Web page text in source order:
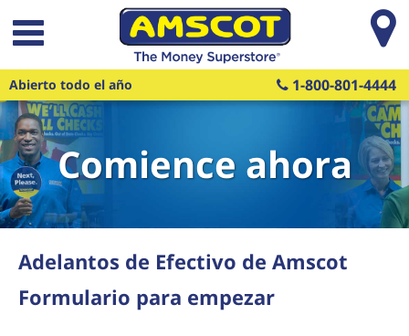
Saltar al contenido principal
Abierto todo el año 1-800-801-4444
Comience ahora
Adelantos de Efectivo de Amscot
Formulario para empezar